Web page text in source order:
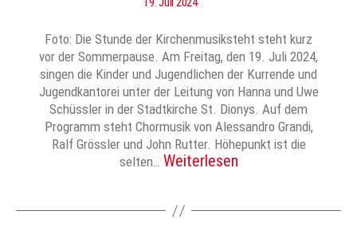
Foto: Die Stunde der Kirchenmusiksteht steht kurz
vor der Sommerpause. Am Freitag, den 19. Juli 2024,
singen die Kinder und Jugendlichen der Kurrende und
Jugendkantorei unter der Leitung von Hanna und Uwe
Schüssler in der Stadtkirche St. Dionys. Auf dem
Programm steht Chormusik von Alessandro Grandi,
Ralf Grössler und John Rutter. Höhepunkt ist die
selten… Weiterlesen